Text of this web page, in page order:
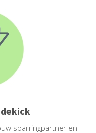
sparringpartner en